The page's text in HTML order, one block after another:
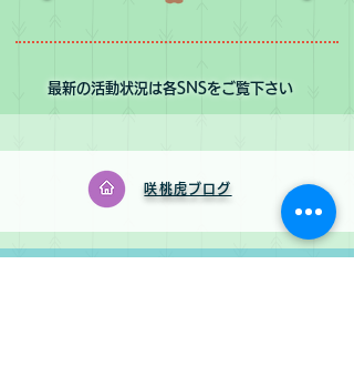
​最新の活動状況は各SNSをご覧下さい
咲桃虎​ブログ